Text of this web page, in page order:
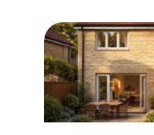
Travaux